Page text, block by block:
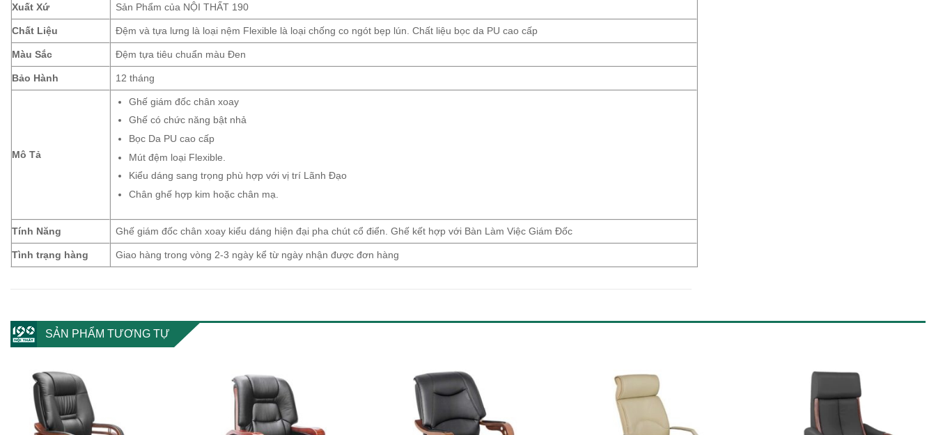
Xuất Xứ Sản Phẩm của NỘI THẤT 190
Chất Liệu Đệm và tựa lưng là loại nệm Flexible là loại chống co ngót bẹp lún. Chất liệu bọc da PU cao cấp
Màu Sắc Đệm tựa tiêu chuẩn màu Đen
Bảo Hành 12 tháng
Mô Tả
Ghế giám đốc chân xoay
Ghế có chức năng bật nhả
Bọc Da PU cao cấp
Mút đệm loại Flexible.
Kiểu dáng sang trọng phù hợp với vị trí Lãnh Đạo
Chân ghế hợp kim hoặc chân mạ.
Tính Năng Ghế giám đốc chân xoay kiểu dáng hiện đại pha chút cổ điển. Ghế kết hợp với Bàn Làm Việc Giám Đốc
Tình trạng hàng Giao hàng trong vòng 2-3 ngày kể từ ngày nhận được đơn hàng
SẢN PHẨM TƯƠNG TỰ